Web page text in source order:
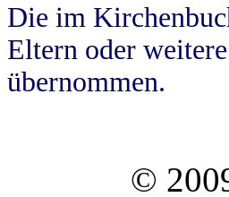
Die im
Eltern oder
übernommen.
©